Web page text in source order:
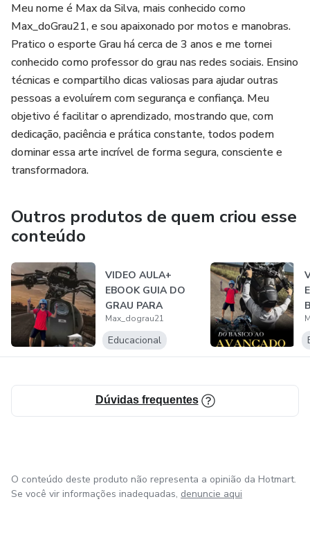
Meu nome é Max da Silva, mais conhecido como
Max_doGrau21, e sou apaixonado por motos e manobras.
Pratico o esporte Grau há cerca de 3 anos e me tornei
conhecido como professor do grau nas redes sociais. Ensino
técnicas e compartilho dicas valiosas para ajudar outras
pessoas a evoluírem com segurança e confiança. Meu
objetivo é facilitar o aprendizado, mostrando que, com
dedicação, paciência e prática constante, todos podem
dominar essa arte incrível de forma segura, consciente e
transformadora.
Outros produtos de quem criou esse
conteúdo
VIDEO AULA+
EBOOK GUIA DO
GRAU PARA
INICIANTES
Max_dograu21
Educacional
Dúvidas frequentes
O conteúdo deste produto não representa a opinião da Hotmart.
Se você vir informações inadequadas, denuncie aqui